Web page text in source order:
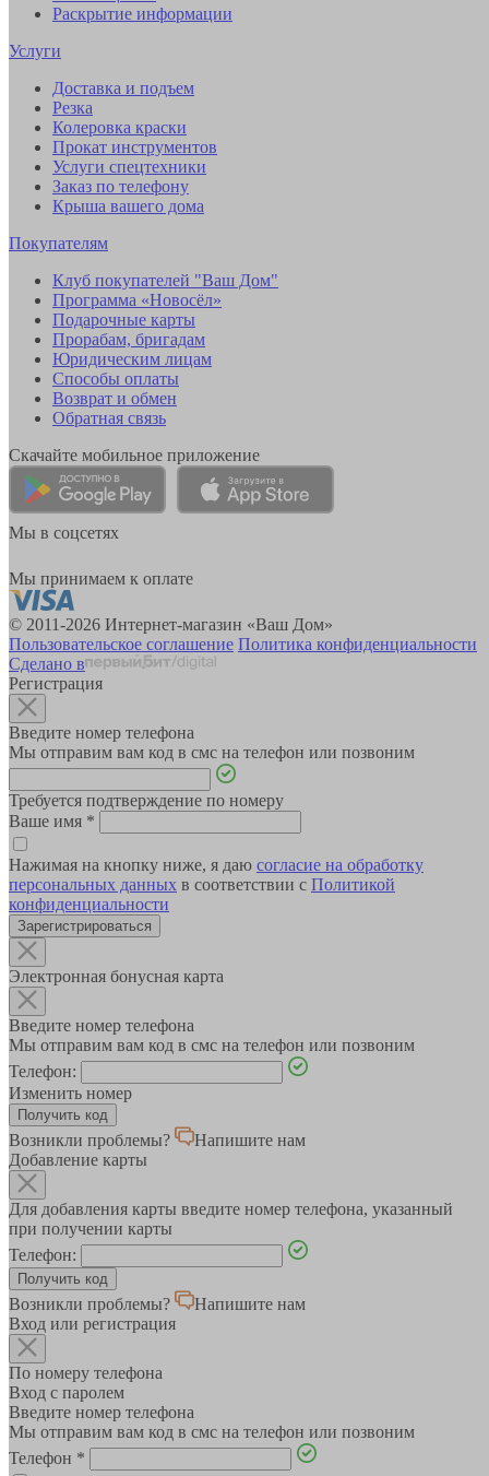
Раскрытие информации
Услуги
Доставка и подъем
Резка
Колеровка краски
Прокат инструментов
Услуги спецтехники
Заказ по телефону
Крыша вашего дома
Покупателям
Клуб покупателей "Ваш Дом"
Программа «Новосёл»
Подарочные карты
Прорабам, бригадам
Юридическим лицам
Способы оплаты
Возврат и обмен
Обратная связь
Скачайте мобильное приложение
Мы в соцсетях
Мы принимаем к оплате
© 2011-2026 Интернет-магазин «Ваш Дом»
Пользовательское соглашение Политика конфиденциальности
Сделано в
Регистрация
Введите номер телефона
Мы отправим вам код в смс на телефон или позвоним
Требуется подтверждение по номеру
Ваше имя *
Нажимая на кнопку ниже, я даю согласие на обработку
персональных данных в соответствии с Политикой
конфиденциальности
Зарегистрироваться
Электронная бонусная карта
Введите номер телефона
Мы отправим вам код в смс на телефон или позвоним
Телефон:
Изменить номер
Возникли проблемы?
Напишите нам
Добавление карты
Для добавления карты введите номер телефона, указанный
при получении карты
Телефон:
Возникли проблемы?
Напишите нам
Вход или регистрация
По номеру телефона
Вход с паролем
Введите номер телефона
Мы отправим вам код в смс на телефон или позвоним
Телефон *